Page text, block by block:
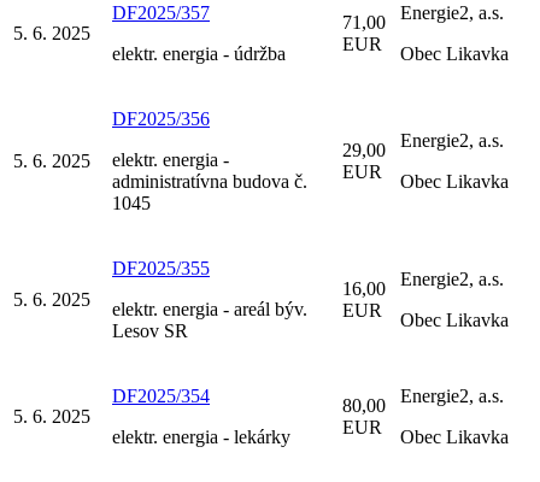
5. 6. 2025
DF2025/357
elektr. energia - údržba
71,00
EUR
Energie2, a.s.
Obec Likavka
5. 6. 2025
DF2025/356
elektr. energia -
administratívna budova č.
1045
29,00
EUR
Energie2, a.s.
Obec Likavka
5. 6. 2025
DF2025/355
elektr. energia - areál býv.
Lesov SR
16,00
EUR
Energie2, a.s.
Obec Likavka
5. 6. 2025
DF2025/354
elektr. energia - lekárky
80,00
EUR
Energie2, a.s.
Obec Likavka